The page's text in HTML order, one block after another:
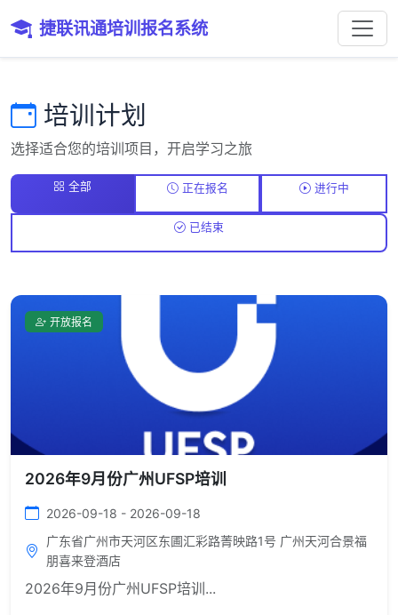
捷联讯通培训报名系统
培训计划
选择适合您的培训项目，开启学习之旅
全部 正在报名 进行中
已结束
开放报名
2026年9月份广州UFSP培训
2026-09-18 - 2026-09-18
广东省广州市天河区东圃汇彩路菁映路1号 广州天河合景福
朋喜来登酒店
2026年9月份广州UFSP培训...